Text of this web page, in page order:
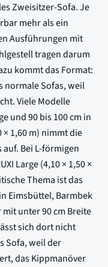
Zweisitzer-Sofa. Je
mehr als ein
Ausführungen mit
tragen darum
kommt das Format:
normale Sofas, weil
Viele Modelle
und 90 bis 100 cm in
× 1,60 m) nimmt die
Bei L-förmigen
Large (4,10 × 1,50 ×
Thema ist das
Eimsbüttel, Barmbek
unter 90 cm Breite
sich dort nicht
Sofa, weil der
das Kippmanöver